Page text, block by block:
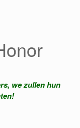
we zullen hun